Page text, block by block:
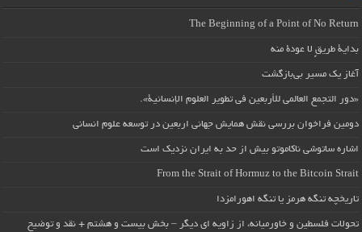
The Beginning of a Point of No Return
بداية طريقٍ لا عودة منه
آغاز یک مسیر بی‌بازگشت
«دور التجمع العالمي للأربعين في تطوير العلوم الإنسانية».
دومین فراخوان بررسی نقش همایش جهانی اربعین در توسعه علوم انسانی
اشاره ساتوشی ناکاموتو بیش از حد به ایران نزدیک است
From the Strait of Hormuz to the Bitcoin Strait
تاریخچه تنگه هرمز یا تنگه اهورامزدا
تحولات فلسطین و خاورمیانه، از زاویه ای دیگر – بخش بیست و هشتم + نقد و توضیح